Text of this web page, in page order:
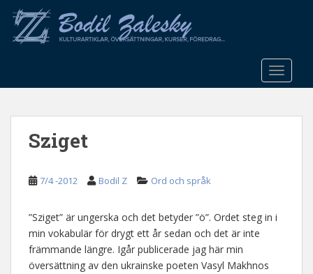
o
Sziget
7/4 -2012 Bodil Z Ord och språk
”Sziget” är ungerska och det betyder ”ö”. Ordet steg in i
min vokabulär för drygt ett år sedan och det är inte
främmande längre. Igår publicerade jag här min
översättning av den ukrainske poeten Vasyl Makhnos